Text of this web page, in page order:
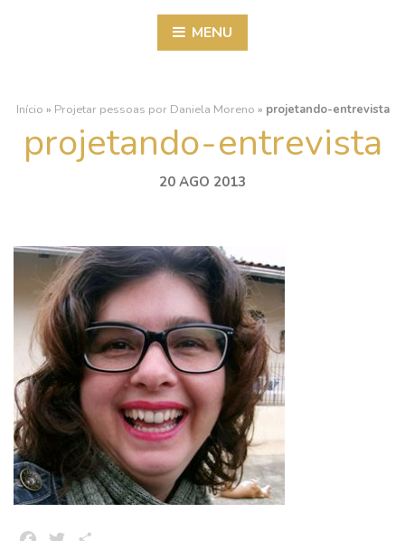
MENU
Início » Projetar pessoas por Daniela Moreno » projetando-entrevista
projetando-entrevista
20 AGO 2013